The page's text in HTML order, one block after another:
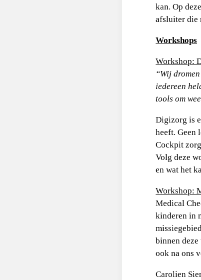
kan. Op
afsluiter die
Workshops
Workshop:
“Wij
iedereen
tools om
Digizorg is
heeft. Geen
Cockpit
Volg deze
en wat het
Workshop:
Medical
kinderen in
binnen
ook na ons
Carolien